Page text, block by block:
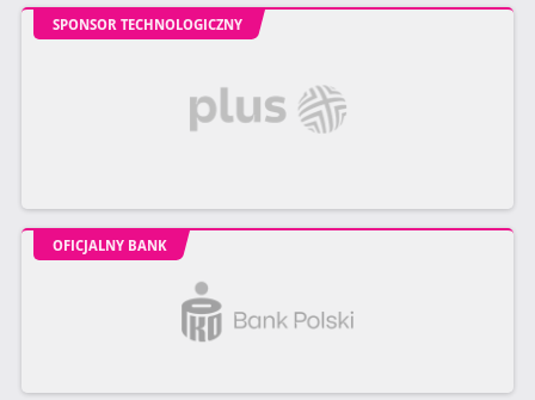
SPONSOR TECHNOLOGICZNY
OFICJALNY BANK